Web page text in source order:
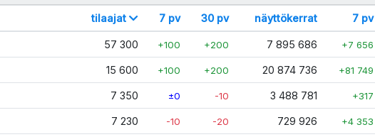
tilaajat 7 pv 30 pv näyttökerrat 7 pv
57 300 +100 +200 7 895 686 +7 656
15 600 +100 +200 20 874 736 +81 749
7 350 ±0 -10 3 488 781 +317
7 230 -10 -20 729 926 +4 353